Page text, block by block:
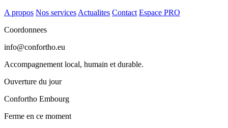
A propos Nos services Actualites Contact Espace PRO
Coordonnees
info@confortho.eu
Accompagnement local, humain et durable.
Ouverture du jour
Confortho Embourg
Ferme en ce moment